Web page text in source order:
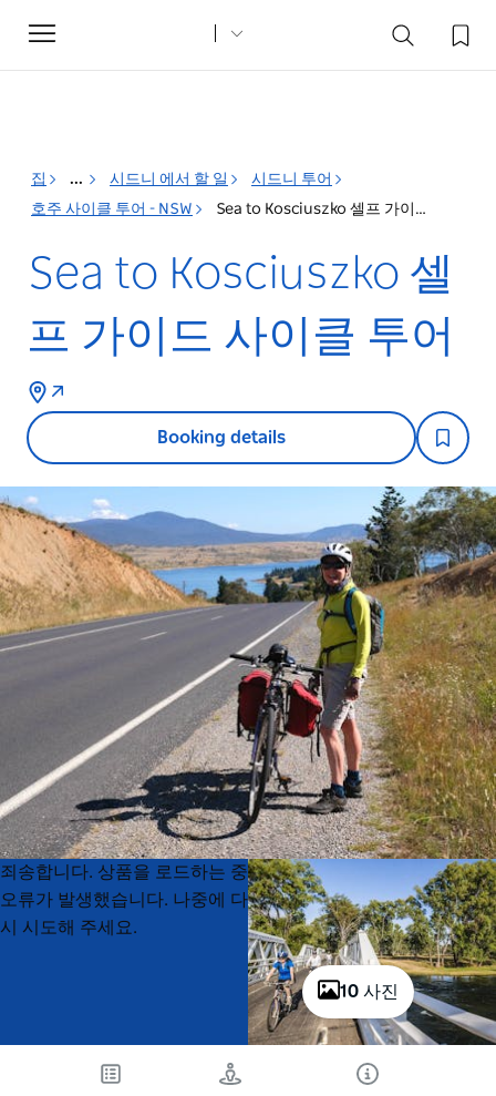
Toggle
navigation
집 ... 시드니 에서 할 일
시드니 투어
호주 사이클 투어 - NSW
Sea to Kosciuszko 셀프 가이드 사이클 투어
Sea to Kosciuszko 셀
프 가이드 사이클 투어
Booking details
10 사진
Product
List
Product
List
죄송합니다. 상품을 로드하는 중
오류가 발생했습니다. 나중에 다
시 시도해 주세요.